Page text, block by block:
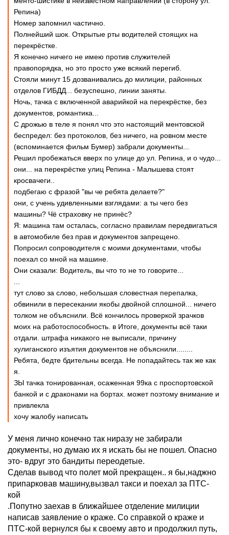
Репина)
Номер запомнил частично.
Полнейший шок. Открытые рты водителей стоящих на
перекрёстке.
Я конечно ничего не имею против служителей
правопорядка, но это просто уже всякий перегиб.
Стояли минут 15 дозванивались до милиции, районных
отделов ГИБДД... безуспешно, линии заняты.
Ночь, тачка с включенной аварийкой на перекрёстке, без
документов, романтика...
С дрожью в теле я понял что это настоящий ментовской
беспредел: без протоколов, без ничего, на ровном месте
(вспоминается фильм Бумер) забрали документы...
Решил пробежаться вверх по улице до ул. Репина, и о чудо...
они... на перекрёстке улиц Репина - Малышева стоят
кросвачеги..
подбегаю с фразой "вы че ребята делаете?"
они, с учень удивленными взглядами: а ты чего без
машины? Чё страховку не принёс?
Я: машина там осталась, согласно правилам передвигаться
в автомобиле без прав и документов запрещено.
Попросил сопроводителя с моими документами, чтобы
поехал со мной на машине.
Они сказали: Водитель, вы что то не то говорите...
тут слово за слово, небольшая словестная перепалка,
обвинили в пересекании якобы двойной сплошной... ничего
толком не объяснили. Всё кончилось проверкой зрачков
моих на работоспособность. в Итоге, документы всё таки
отдали. штрафа никакого не выписали, причину
хулиганского изъятия документов не объяснили........
Ребята, бедте бдительны всегда. Не попадайтесь так же как
я.
ЗЫ тачка тонированная, осаженная 99ка с проспортовской
банкой и с драконами на бортах. может поэтому внимание и
привлекла
хочу жалобу написать
У меня лично конечно так ниразу не забирали
документы, но думаю их я искать бы не пошел. Опасно
это- вдруг это бандиты переодетые.
Сделав вывод что полет мой прекращен.. я бы,наджно
припарковав машину,вызвал такси и поехал за ПТС-
кой
.Попутно заехав в ближайшее отделение милиции
написав заявление о краже. Со справкой о краже и
ПТС-кой вернулся бы к своему авто и продолжил путь,